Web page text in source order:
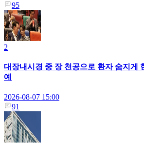
95
2
대장내시경 중 장 천공으로 환자 숨지게
예
2026-08-07 15:00
91